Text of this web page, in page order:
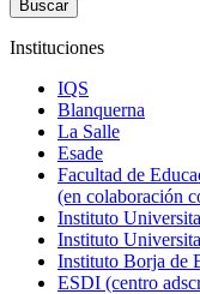
Instituciones
IQS
Blanquerna
La Salle
Esade
Facultad de
(en colaboración
Instituto
Instituto
Instituto Borja de
ESDI (centro